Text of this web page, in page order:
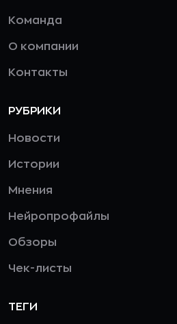
Команда
О компании
Контакты
РУБРИКИ
Новости
Истории
Мнения
Нейропрофайлы
Обзоры
Чек-листы
ТЕГИ